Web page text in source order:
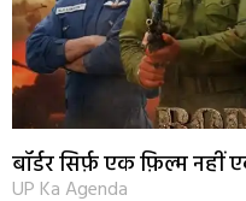
बॉर्डर सिर्फ़ एक फ़िल्म
UP Ka Agenda